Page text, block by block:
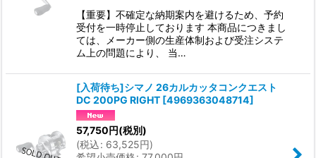
【重要】不確定な納期案内を避けるため、予約
受付を一時停止しております 本商品につきまし
ては、メーカー側の生産体制および受注システ
ム上の問題により、 当…
[入荷待ち]シマノ 26カルカッタコンクエスト
DC 200PG RIGHT [4969363048714]
57,750円(税別)
(税込: 63,525円)